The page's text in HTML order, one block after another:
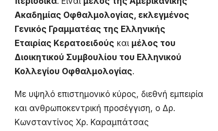
Ακαδημίας Οφθαλμολογίας, εκλεγμένος
Γενικός Γραμματέας της Ελληνικής
Εταιρίας Κερατοειδούς και μέλος του
Διοικητικού Συμβουλίου του Ελληνικού
Κολλεγίου Οφθαλμολογίας.
Με υψηλό επιστημονικό κύρος, διεθνή εμπειρία
και ανθρωποκεντρική προσέγγιση, ο Δρ.
Κωνσταντίνος Χρ. Καραμπάτσας